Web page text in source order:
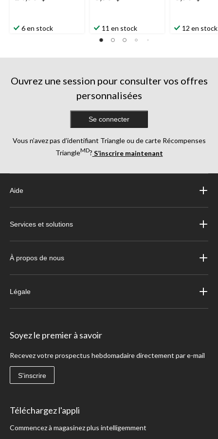
6 en stock 11 en stock 12 en stock
Ouvrez une session pour consulter vos offres
personnalisées
Se connecter
Vous n’avez pas d’identifiant Triangle ou de carte Récompenses
TriangleMD? S’inscrire maintenant
Aide
Services et solutions
À propos de nous
Légale
Soyez le premier à savoir
Recevez votre prospectus hebdomadaire directement par e-mail
S'inscrire
Téléchargez l'appli
Commencez à magasinez plus intelligemment